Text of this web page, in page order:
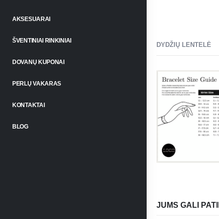
AKSESUARAI
ŠVENTINIAI RINKINIAI
DOVANŲ KUPONAI
PERLŲ VAKARAS
KONTAKTAI
BLOG
DYDŽIŲ LENTELĖ
JUMS GALI